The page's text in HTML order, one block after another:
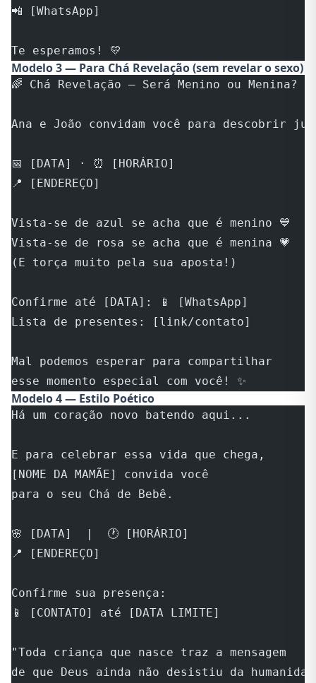
📲 [WhatsApp]
Te esperamos! 💛
Modelo 3 — Para Chá Revelação (sem revelar o sexo)
🌈 Chá Revelação — Será Menino ou Menina? 🌈
Ana e João convidam você para descobrir
📅 [DATA] · ⏰ [HORÁRIO]
📍 [ENDEREÇO]
Vista-se de azul se acha que é menino 💙
Vista-se de rosa se acha que é menina 💗
(E torça muito pela sua aposta!)
Confirme até [DATA]: 📱 [WhatsApp]
Lista de presentes: [link/contato]
Mal podemos esperar para compartilhar
esse momento especial com você! ✨
Modelo 4 — Estilo Poético
Há um coração novo batendo aqui...
E para celebrar essa vida que chega,
[NOME DA MAMÃE] convida você
para o seu Chá de Bebê.
🌸 [DATA]  |  🕐 [HORÁRIO]
📍 [ENDEREÇO]
Confirme sua presença:
📱 [CONTATO] até [DATA LIMITE]
"Toda criança que nasce traz a mensagem
de que Deus ainda não desistiu da